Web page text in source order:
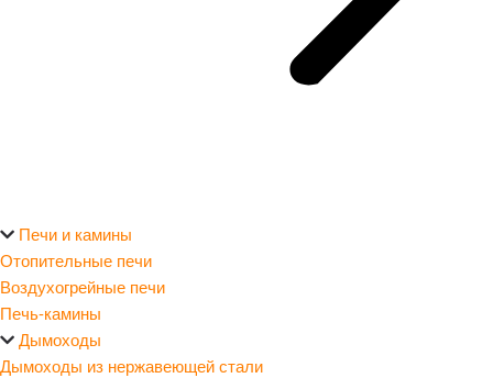
Печи и камины
Отопительные печи
Воздухогрейные печи
Печь-камины
Дымоходы
Дымоходы из нержавеющей стали